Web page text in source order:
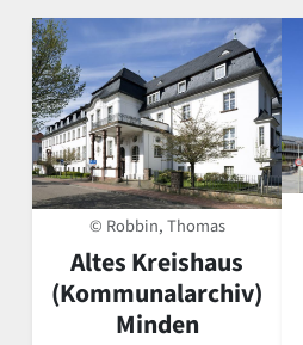
© Robbin, Thomas
Altes Kreishaus
(Kommunalarchiv)
Minden